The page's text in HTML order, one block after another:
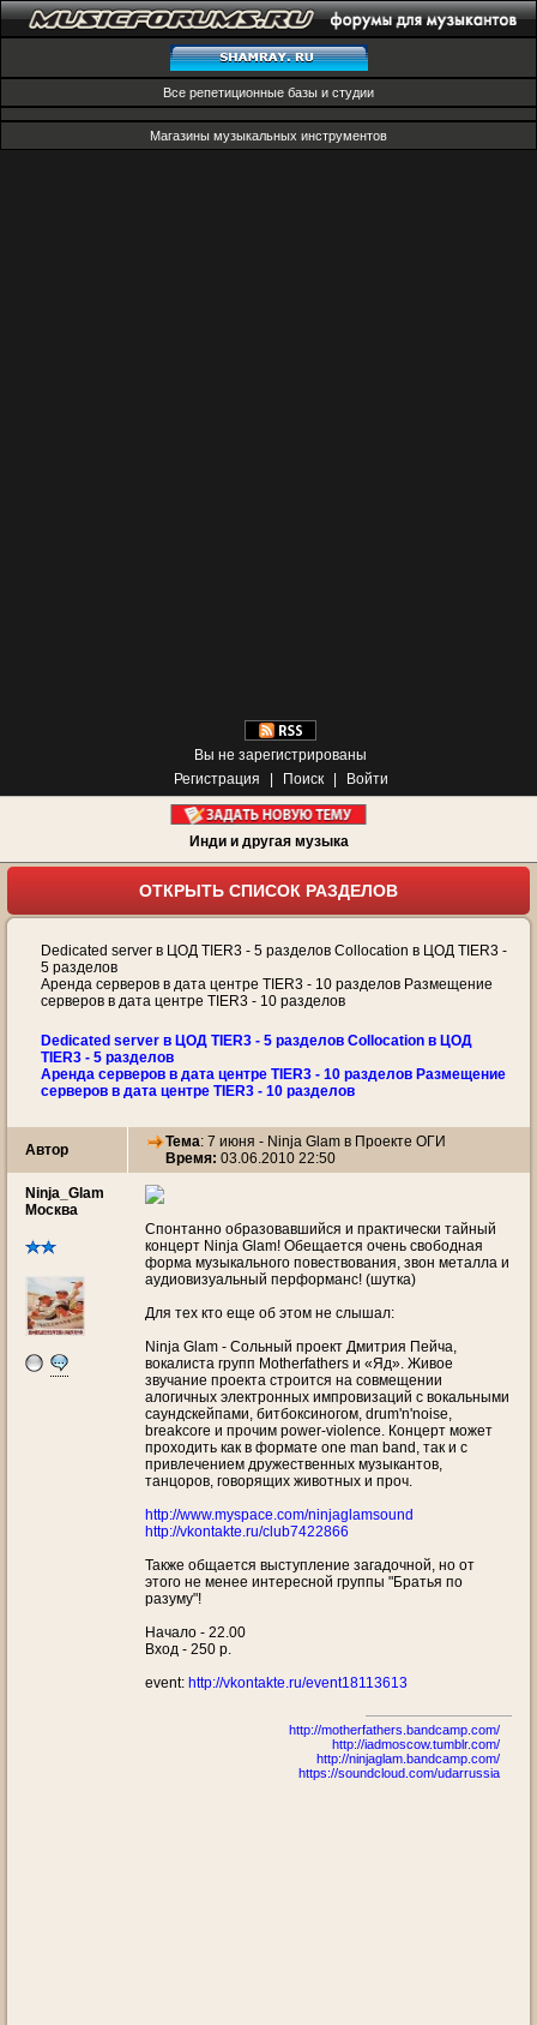
Все репетиционные базы и студии
Магазины музыкальных инструментов
Вы не зарегистрированы
Регистрация
Поиск Войти
Инди и другая музыка
ОТКРЫТЬ СПИСОК РАЗДЕЛОВ
Dedicated server в ЦОД TIER3 - 5 разделов Collocation в ЦОД TIER3 -
5 разделов
Аренда серверов в дата центре TIER3 - 10 разделов Размещение
серверов в дата центре TIER3 - 10 разделов
Dedicated server в ЦОД TIER3 - 5 разделов Collocation в ЦОД
TIER3 - 5 разделов
Аренда серверов в дата центре TIER3 - 10 разделов Размещение
серверов в дата центре TIER3 - 10 разделов
Автор Тема: 7 июня - Ninja Glam в Проекте ОГИ
Время: 03.06.2010 22:50
Ninja_Glam
Москва
Спонтанно образовавшийся и практически тайный
концерт Ninja Glam! Обещается очень свободная
форма музыкального повествования, звон металла и
аудиовизуальный перформанс! (шутка)
Для тех кто еще об этом не слышал:
Ninja Glam - Сольный проект Дмитрия Пейча,
вокалиста групп Motherfathers и «Яд». Живое
звучание проекта строится на совмещении
алогичных электронных импровизаций с вокальными
саундскейпами, битбоксиногом, drum'n'noise,
breakcore и прочим power-violence. Концерт может
проходить как в формате one man band, так и с
привлечением дружественных музыкантов,
танцоров, говорящих животных и проч.
http://www.myspace.com/ninjaglamsound
http://vkontakte.ru/club7422866
Также общается выступление загадочной, но от
этого не менее интересной группы "Братья по
разуму"!
Начало - 22.00
Вход - 250 р.
event: http://vkontakte.ru/event18113613
http://motherfathers.bandcamp.com/
http://iadmoscow.tumblr.com/
http://ninjaglam.bandcamp.com/
https://soundcloud.com/udarrussia